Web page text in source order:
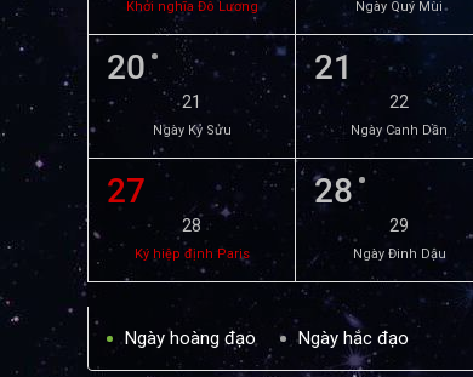
Khởi nghĩa Đô Lương Ngày Quý Mùi
20
21
Ngày Kỷ Sửu
21
22
Ngày Canh Dần
27
28
Ký hiệp định Paris
28
29
Ngày Đinh Dậu
Ngày hoàng đạo Ngày hắc đạo